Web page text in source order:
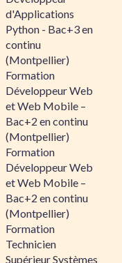
d'Applications
Python - Bac+3 en
continu
(Montpellier)
Formation
Développeur Web
et Web Mobile –
Bac+2 en continu
(Montpellier)
Formation
Développeur Web
et Web Mobile –
Bac+2 en continu
(Montpellier)
Formation
Technicien
Supérieur Systèmes